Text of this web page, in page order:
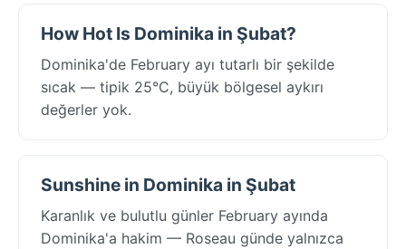
How Hot Is Dominika in Şubat?
Dominika'de February ayı tutarlı bir şekilde
sıcak — tipik 25°C, büyük bölgesel aykırı
değerler yok.
Sunshine in Dominika in Şubat
Karanlık ve bulutlu günler February ayında
Dominika'a hakim — Roseau günde yalnızca